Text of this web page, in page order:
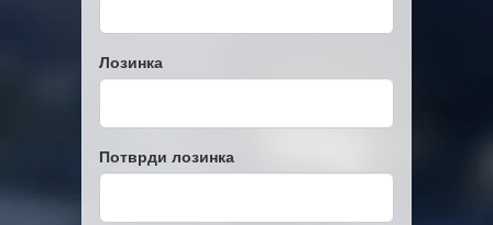
Лозинка
Потврди лозинка